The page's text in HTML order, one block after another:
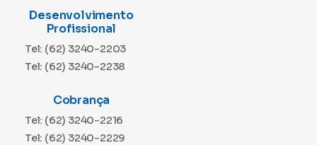
Desenvolvimento
Profissional
Tel: (62) 3240-2203
Tel: (62) 3240-2238
Cobrança
Tel: (62) 3240-2216
Tel: (62) 3240-2229